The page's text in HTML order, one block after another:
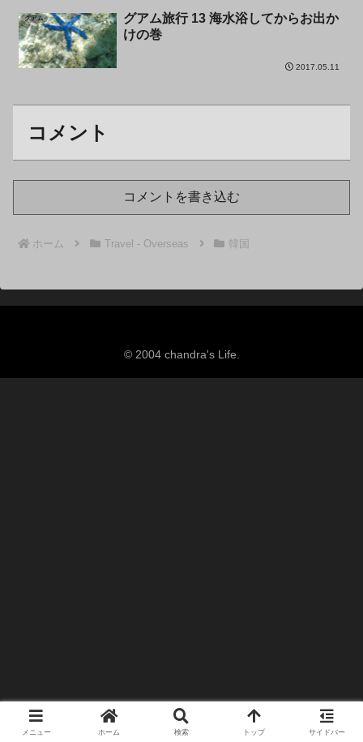
グアム
グアム旅行 13 海水浴してからお出か
けの巻
2017.05.11
コメント
コメントを書き込む
ホーム Travel - Overseas 韓国
© 2004 chandra's Life.
メニュー ホーム 検索 トップ サイドバー